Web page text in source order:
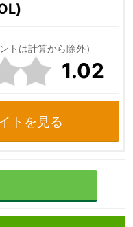
トは計算から除外）
1.02
トを見る